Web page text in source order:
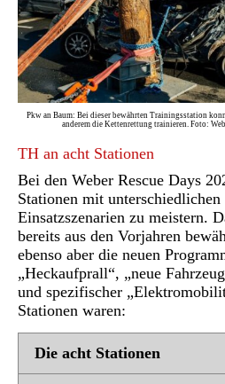
Pkw an Baum: Bei dieser bewährten Trainingsstation
anderem die Kettenrettung trainieren. Foto:
TH an acht Stationen
Bei den Weber Rescue Days
Stationen mit unterschiedlichen
Einsatzszenarien zu meistern.
bereits aus den Vorjahren
ebenso aber die neuen
„Heckaufprall“, „neue
und spezifischer
Stationen waren:
Die acht Stationen